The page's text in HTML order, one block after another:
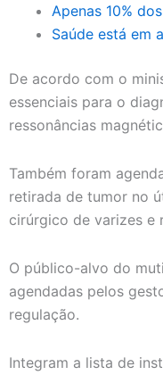
Apenas 10%
Saúde está em
De acordo com o
essenciais para o
ressonâncias
Também foram
retirada de tumor no
cirúrgico de varizes e
O público-alvo do
agendadas pelos
regulação.
Integram a lista de